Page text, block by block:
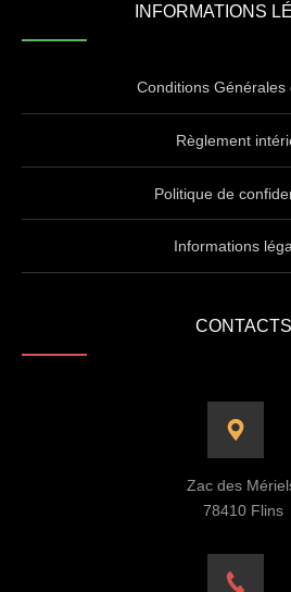
INFORMATIONS
Conditions Générales
Règlement
Politique de
Informations
CONTACTS
Zac des
78410 Flins